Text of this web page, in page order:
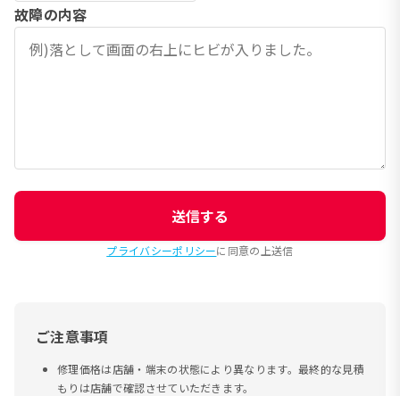
故障の内容
送信する
プライバシーポリシーに同意の上送信
ご注意事項
修理価格は店舗・端末の状態により異なります。最終的な見積
もりは店舗で確認させていただきます。